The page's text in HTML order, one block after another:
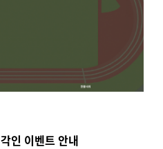
인 이벤트 안내